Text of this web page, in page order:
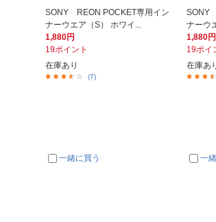
SONY REON POCKET専用イン
ナーウエア（S） ホワイ...
1,880円
19ポイント
在庫あり
(7)
一緒に買う
SONY
ナーウ
1,880円
19ポイ
在庫あ
一